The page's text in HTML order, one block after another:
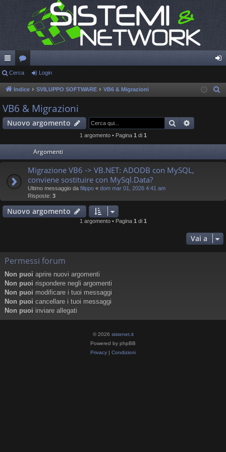
oll
eg
a
m
ap
or
u
m
in
Cerca Login
Indice SVILUPPO SOFTWARE VB6 & Migrazioni
VB6 & Migrazioni
Nuovo argomento Cerca
1 argomento • Pagina 1 di 1
Argomenti
Migrazione VB6 -> VB.NET: ADODB con MySQL,
conviene sostituire con MySql.Data?
Ultimo messaggio da filippo « dom mar 01, 2026 4:41 am
Risposte: 3
Nuovo argomento
1 argomento • Pagina 1 di 1
Vai a
Permessi forum
Non puoi aprire nuovi argomenti
Non puoi rispondere negli argomenti
Non puoi modificare i tuoi messaggi
Non puoi cancellare i tuoi messaggi
Non puoi inviare allegati
© 2026 sistenet.it
Powered by phpBB
Privacy | Condizioni